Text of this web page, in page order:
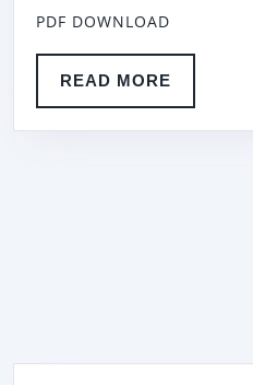
PDF DOWNLOAD
READ MORE
MORE